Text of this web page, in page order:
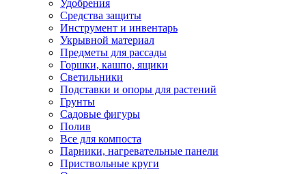
Удобрения
Средства защиты
Инструмент и инвентарь
Укрывной материал
Предметы для рассады
Горшки, кашпо, ящики
Светильники
Подставки и опоры для растений
Грунты
Садовые фигуры
Полив
Все для компоста
Парники, нагревательные панели
Приствольные круги